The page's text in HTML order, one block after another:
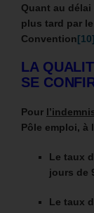
Quant au délai
plus tard par
Convention[10]
LA
SE
Pour l’i
Pôle emploi, à
Le taux
jours de
Le taux